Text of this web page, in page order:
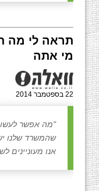
תראה לי מה
מי אתה
22 בספטמבר 2014
"מה אפשר
שהמשרד שלנו
אנו מעוניינים